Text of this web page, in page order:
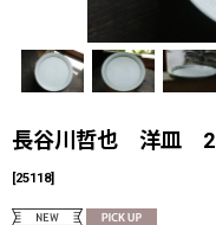
長谷川哲也 洋皿
[25118]